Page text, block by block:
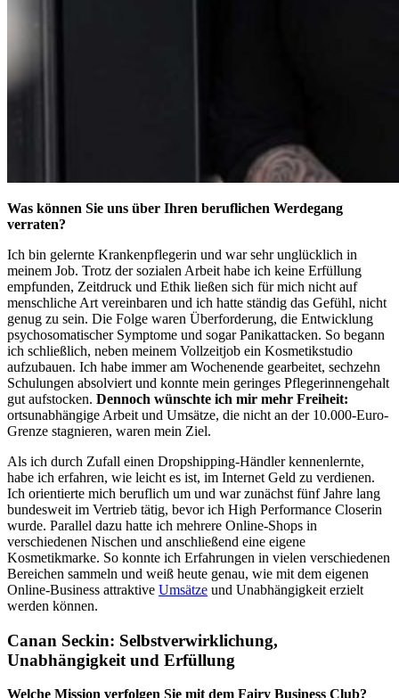
Was können Sie uns über Ihren beruflichen Werdegang
verraten?
Ich bin gelernte Krankenpflegerin und war sehr unglücklich in
meinem Job. Trotz der sozialen Arbeit habe ich keine Erfüllung
empfunden, Zeitdruck und Ethik ließen sich für mich nicht auf
menschliche Art vereinbaren und ich hatte ständig das Gefühl, nicht
genug zu sein. Die Folge waren Überforderung, die Entwicklung
psychosomatischer Symptome und sogar Panikattacken. So begann
ich schließlich, neben meinem Vollzeitjob ein Kosmetikstudio
aufzubauen. Ich habe immer am Wochenende gearbeitet, sechzehn
Schulungen absolviert und konnte mein geringes Pflegerinnengehalt
gut aufstocken. Dennoch wünschte ich mir mehr Freiheit:
ortsunabhängige Arbeit und Umsätze, die nicht an der 10.000-Euro-
Grenze stagnieren, waren mein Ziel.
Als ich durch Zufall einen Dropshipping-Händler kennenlernte,
habe ich erfahren, wie leicht es ist, im Internet Geld zu verdienen.
Ich orientierte mich beruflich um und war zunächst fünf Jahre lang
bundesweit im Vertrieb tätig, bevor ich High Performance Closerin
wurde. Parallel dazu hatte ich mehrere Online-Shops in
verschiedenen Nischen und anschließend eine eigene
Kosmetikmarke. So konnte ich Erfahrungen in vielen verschiedenen
Bereichen sammeln und weiß heute genau, wie mit dem eigenen
Online-Business attraktive Umsätze und Unabhängigkeit erzielt
werden können.
Canan Seckin: Selbstverwirklichung,
Unabhängigkeit und Erfüllung
Welche Mission verfolgen Sie mit dem Fairy Business Club?